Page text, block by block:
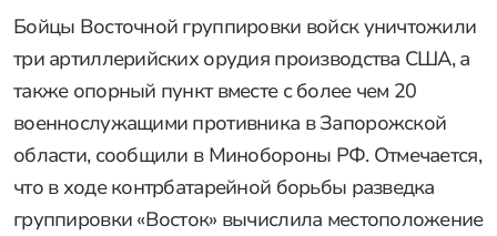
Бойцы Восточной группировки войск уничтожили
три артиллерийских орудия производства США, а
также опорный пункт вместе с более чем 20
военнослужащими противника в Запорожской
области, сообщили в Минобороны РФ. Отмечается,
что в ходе контрбатарейной борьбы разведка
группировки «Восток» вычислила местоположение